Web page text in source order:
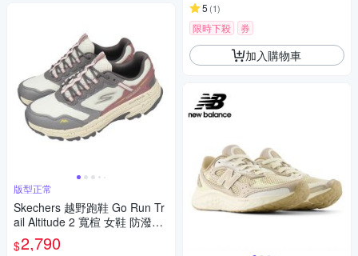
版型正常
Skechers 越野跑鞋 Go Run Tr
ail Altitude 2 寬楦 女鞋 防潑水
129525WNAT
$2,790
5 (1)
限時下殺 券
加入購物車